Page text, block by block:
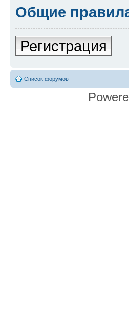
Общие
Регистрация
Список форумов